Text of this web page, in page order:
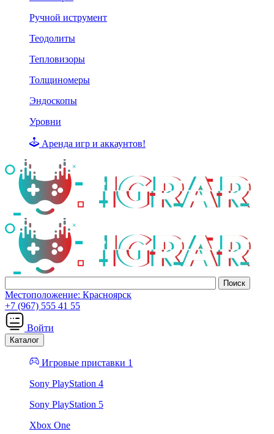
Ручной иструмент
Теодолиты
Тепловизоры
Толщиномеры
Эндоскопы
Уровни
Аренда игр и аккаунтов!
Местоположение: Красноярск
+7 (967) 555 41 55
Войти
Каталог
Игровые приставки 1
Sony PlayStation 4
Sony PlayStation 5
Xbox One